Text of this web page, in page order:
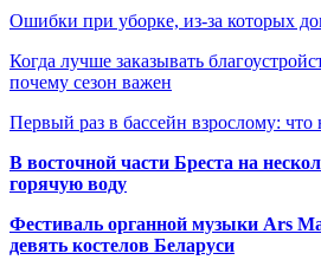
Ошибки при уборке, из-за которых
Когда лучше заказывать
почему сезон важен
Первый раз в бассейн взрослому: что
В восточной части Бреста на
горячую воду
Фестиваль органной музыки Ars
девять костелов Беларуси